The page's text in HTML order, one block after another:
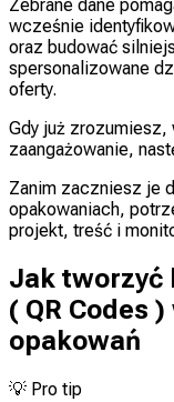
Zebrane dane
wcześnie
oraz budować
spersonalizowane
oferty.
Gdy już zrozumiesz,
zaangażowanie,
Zanim zaczniesz je
opakowaniach,
projekt, treść i
Jak tworzyć
( QR Codes
opakowań
💡 Pro tip